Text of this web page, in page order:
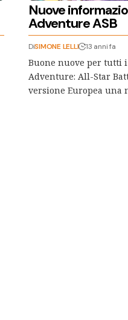
Nuove
Adventure ASB
DiSIMONE LELLI 13 anni fa
Buone nuove per tutti i
Adventure: All-Star
versione Europea una